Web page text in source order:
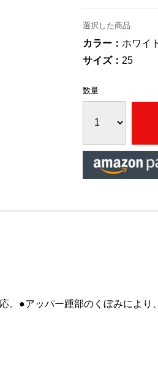
選択した商品
カラー： ホワイト
サイズ： 25
数量
。●アッパー踵部のくぼみにより